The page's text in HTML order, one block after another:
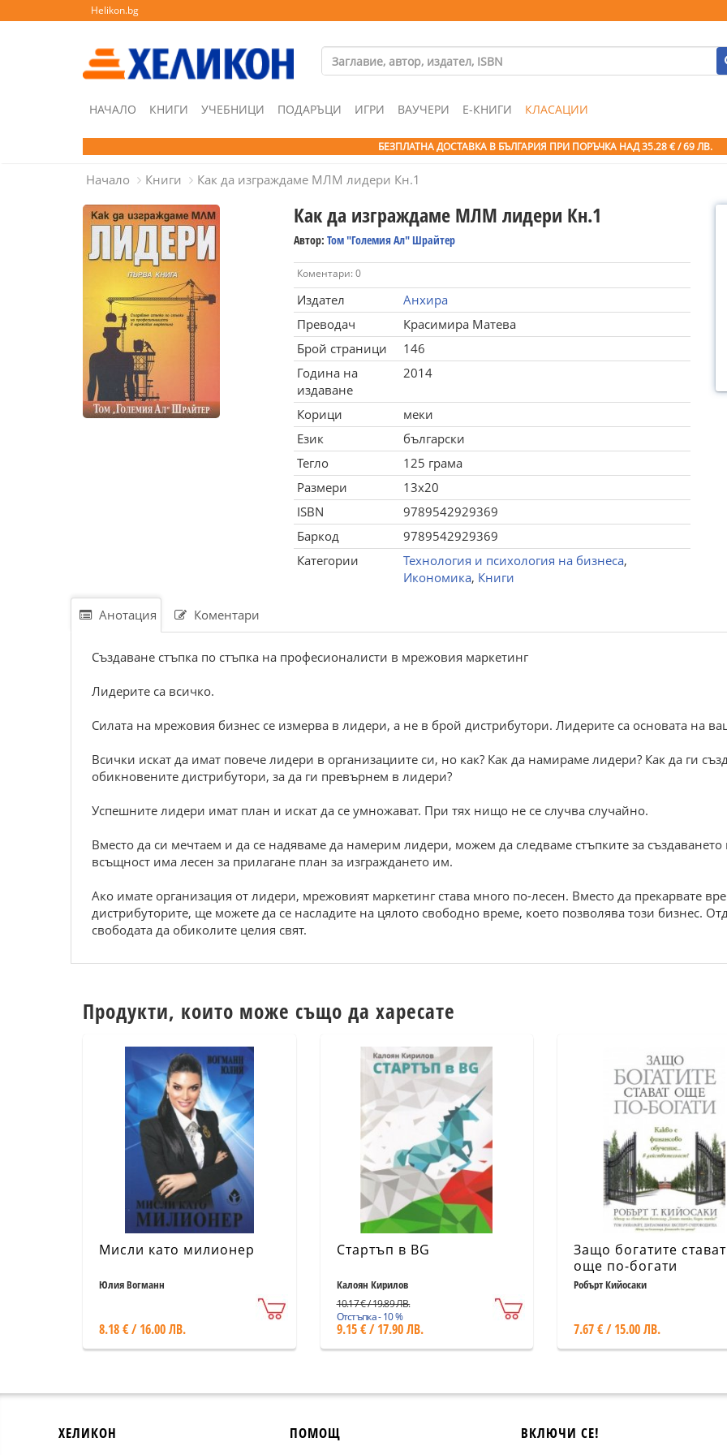
Helikon.bg
НАЧАЛО КНИГИ УЧЕБНИЦИ ПОДАРЪЦИ ИГРИ ВАУЧЕРИ Е-КНИГИ КЛАСАЦИИ
БЕЗПЛАТНА ДОСТАВКА В БЪЛГАРИЯ ПРИ ПОРЪЧКА НАД 35.28 € / 69 ЛВ.
Начало Книги Как да изграждаме МЛМ лидери Кн.1
Как да изграждаме МЛМ лидери Кн.1
Автор: Том "Големия Ал" Шрайтер
Коментари: 0
Издател
Анхира
Преводач
Красимира Матева
Брой страници
146
Година на
издаване
2014
Корици
меки
Език
български
Тегло
125 грама
Размери
13x20
ISBN
9789542929369
Баркод
9789542929369
Категории
Технология и психология на бизнеса,
Икономика, Книги
Анотация Коментари
Създаване стъпка по стъпка на професионалисти в мрежовия маркетинг
Лидерите са всичко.
Силата на мрежовия бизнес се измерва в лидери, а не в брой дистрибутори. Лидерите са основата на
Всички искат да имат повече лидери в организациите си, но как? Как да намираме лидери? Как да ги
обикновените дистрибутори, за да ги превърнем в лидери?
Успешните лидери имат план и искат да се умножават. При тях нищо не се случва случайно.
Вместо да си мечтаем и да се надяваме да намерим лидери, можем да следваме стъпките за
всъщност има лесен за прилагане план за изграждането им.
Ако имате организация от лидери, мрежовият маркетинг става много по-лесен. Вместо да прекарвате
дистрибуторите, ще можете да се насладите на цялото свободно време, което позволява този бизнес.
свободата да обиколите целия свят.
Продукти, които може също да харесате
Мисли като милионер
Юлия Вогманн
8.18 € / 16.00 ЛВ.
Стартъп в BG
Калоян Кирилов
10.17 € / 19.89 ЛВ.
Отстъпка - 10 %
9.15 € / 17.90 ЛВ.
Защо богатите стават
още по-богати
Робърт Кийосаки
7.67 € / 15.00 ЛВ.
ХЕЛИКОН ПОМОЩ ВКЛЮЧИ СЕ!